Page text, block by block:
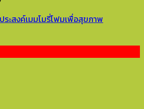
ะสงค์เมมโมรี่โฟมเพื่อสุขภาพ